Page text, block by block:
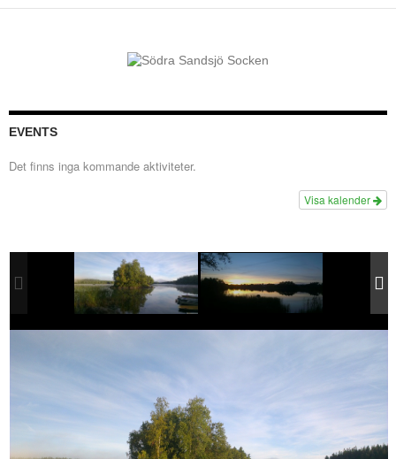
EVENTS
Det finns inga kommande aktiviteter.
Visa kalender